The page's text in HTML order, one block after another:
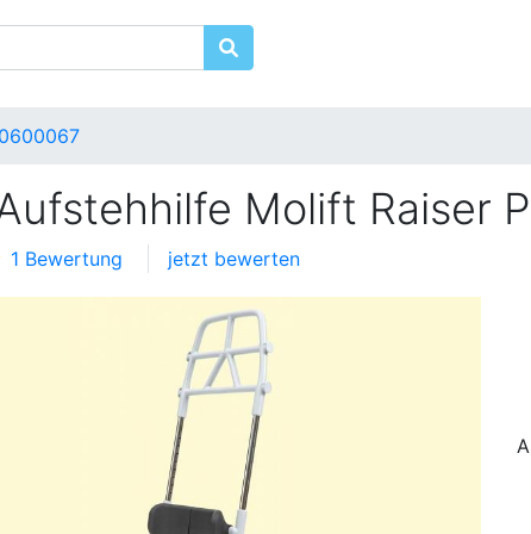
0600067
Molift Raiser
1 Bewertung jetzt bewerten